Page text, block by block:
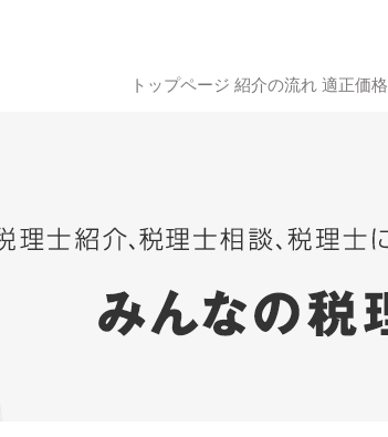
トップページ 紹介の流れ 適正価格